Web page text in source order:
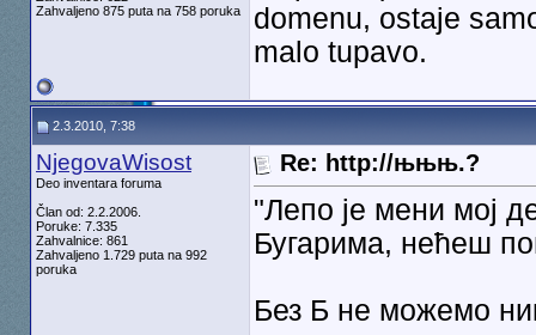
Zahvaljeno 875 puta na 758 poruka
domenu, ostaje
malo tupavo.
2.3.2010, 7:38
NjegovaWisost
Deo inventara foruma
Član od: 2.2.2006.
Poruke: 7.335
Zahvalnice: 861
Zahvaljeno 1.729 puta na 992
poruka
Re: http://њњњ.?
"Лепо је мени мој
Бугарима, нећеш
Без Б не можемо